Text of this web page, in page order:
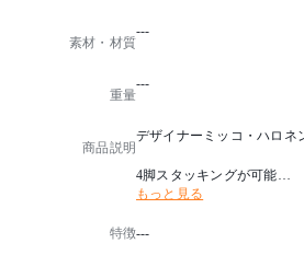
素材・材質
---
重量
---
商品説明
デザイナーミッコ・ハロネ
4脚スタッキングが可能
通常タイプに加え、高さを
革張りの場合、ステッチが
もっと見る
特徴---